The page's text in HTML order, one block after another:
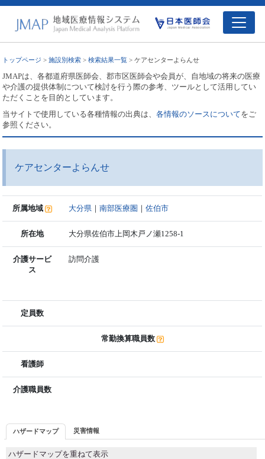
トップページ >施設別検索 >検索結果一覧 > ケアセンターよらんせ
JMAPは、各都道府県医師会、郡市区医師会や会員が、自地域の将来の医療
や介護の提供体制について検討を行う際の参考、ツールとして活用してい
ただくことを目的としています。
当サイトで使用している各種情報の出典は、各情報のソースについてをご
参照ください。
ケアセンターよらんせ
所属地域 大分県 ｜南部医療圏 ｜佐伯市
所在地 大分県佐伯市上岡木戸ノ瀬1258-1
介護サービ
ス
訪問介護
定員数
常勤換算職員数
看護師
介護職員数
ハザードマップ 災害情報
ハザードマップを重ねて表示